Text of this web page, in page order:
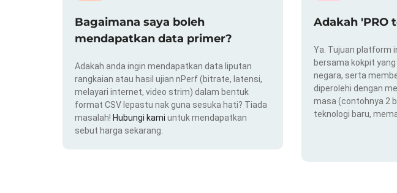
Bagaimana saya boleh
mendapatkan data primer?
Adakah anda ingin mendapatkan data liputan
rangkaian atau hasil ujian nPerf (bitrate, latensi,
melayari internet, video strim) dalam bentuk
format CSV lepastu nak guna sesuka hati? Tiada
masalah! Hubungi kami untuk mendapatkan
sebut harga sekarang.
Adakah 'PRO
Ya. Tujuan platform
bersama kokpit
negara, serta
diperolehi dengan
masa (contohnya 2
teknologi baru,